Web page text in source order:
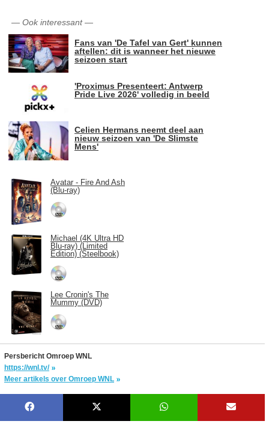
— Ook interessant—
Fans van 'De Tafel van Gert' kunnen
aftellen: dit is wanneer het nieuwe
seizoen start
'Proximus Presenteert: Antwerp
Pride Live 2026' volledig in beeld
Celien Hermans neemt deel aan
nieuw seizoen van 'De Slimste
Mens'
Avatar - Fire And Ash
(Blu-ray)
Michael (4K Ultra HD
Blu-ray) (Limited
Edition) (Steelbook)
Lee Cronin's The
Mummy (DVD)
Persbericht Omroep WNL
https://wnl.tv/
Meer artikels over Omroep WNL